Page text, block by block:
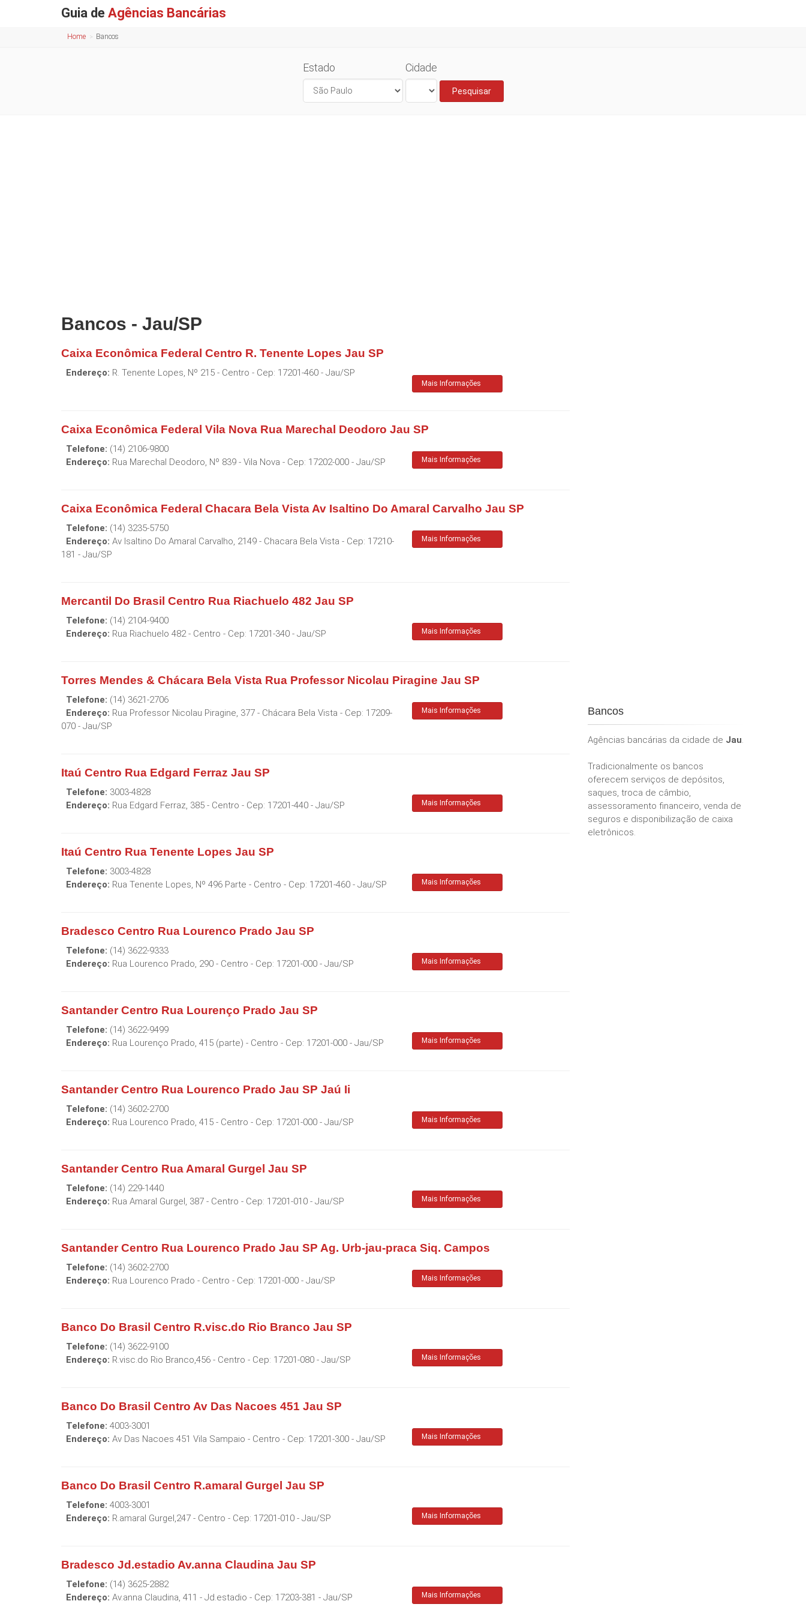
Guia de Agências Bancárias
Home Bancos
Estado Cidade
Pesquisar
Bancos - Jau/SP
Caixa Econômica Federal Centro R. Tenente Lopes Jau SP
Endereço: R. Tenente Lopes, Nº 215 - Centro - Cep: 17201-460 - Jau/SP
Mais Informações
Caixa Econômica Federal Vila Nova Rua Marechal Deodoro Jau SP
Telefone: (14) 2106-9800
Endereço: Rua Marechal Deodoro, Nº 839 - Vila Nova - Cep: 17202-000 - Jau/SP Mais Informações
Caixa Econômica Federal Chacara Bela Vista Av Isaltino Do Amaral Carvalho Jau SP
Telefone: (14) 3235-5750
Endereço: Av Isaltino Do Amaral Carvalho, 2149 - Chacara Bela Vista - Cep: 17210-
181 - Jau/SP
Mais Informações
Mercantil Do Brasil Centro Rua Riachuelo 482 Jau SP
Telefone: (14) 2104-9400
Endereço: Rua Riachuelo 482 - Centro - Cep: 17201-340 - Jau/SP Mais Informações
Torres Mendes & Chácara Bela Vista Rua Professor Nicolau Piragine Jau SP
Telefone: (14) 3621-2706
Endereço: Rua Professor Nicolau Piragine, 377 - Chácara Bela Vista - Cep: 17209-
070 - Jau/SP
Mais Informações
Itaú Centro Rua Edgard Ferraz Jau SP
Telefone: 3003-4828
Endereço: Rua Edgard Ferraz, 385 - Centro - Cep: 17201-440 - Jau/SP Mais Informações
Itaú Centro Rua Tenente Lopes Jau SP
Telefone: 3003-4828
Endereço: Rua Tenente Lopes, Nº 496 Parte - Centro - Cep: 17201-460 - Jau/SP Mais Informações
Bradesco Centro Rua Lourenco Prado Jau SP
Telefone: (14) 3622-9333
Endereço: Rua Lourenco Prado, 290 - Centro - Cep: 17201-000 - Jau/SP Mais Informações
Santander Centro Rua Lourenço Prado Jau SP
Telefone: (14) 3622-9499
Endereço: Rua Lourenço Prado, 415 (parte) - Centro - Cep: 17201-000 - Jau/SP Mais Informações
Santander Centro Rua Lourenco Prado Jau SP Jaú Ii
Telefone: (14) 3602-2700
Endereço: Rua Lourenco Prado, 415 - Centro - Cep: 17201-000 - Jau/SP Mais Informações
Santander Centro Rua Amaral Gurgel Jau SP
Telefone: (14) 229-1440
Endereço: Rua Amaral Gurgel, 387 - Centro - Cep: 17201-010 - Jau/SP Mais Informações
Santander Centro Rua Lourenco Prado Jau SP Ag. Urb-jau-praca Siq. Campos
Telefone: (14) 3602-2700
Endereço: Rua Lourenco Prado - Centro - Cep: 17201-000 - Jau/SP Mais Informações
Banco Do Brasil Centro R.visc.do Rio Branco Jau SP
Telefone: (14) 3622-9100
Endereço: R.visc.do Rio Branco,456 - Centro - Cep: 17201-080 - Jau/SP Mais Informações
Banco Do Brasil Centro Av Das Nacoes 451 Jau SP
Telefone: 4003-3001
Endereço: Av Das Nacoes 451 Vila Sampaio - Centro - Cep: 17201-300 - Jau/SP Mais Informações
Banco Do Brasil Centro R.amaral Gurgel Jau SP
Telefone: 4003-3001
Endereço: R.amaral Gurgel,247 - Centro - Cep: 17201-010 - Jau/SP Mais Informações
Bradesco Jd.estadio Av.anna Claudina Jau SP
Telefone: (14) 3625-2882
Endereço: Av.anna Claudina, 411 - Jd.estadio - Cep: 17203-381 - Jau/SP Mais Informações
Bancos
Agências bancárias da cidade de Jau.
Tradicionalmente os bancos
oferecem serviços de depósitos,
saques, troca de câmbio,
assessoramento financeiro, venda de
seguros e disponibilização de caixa
eletrônicos.